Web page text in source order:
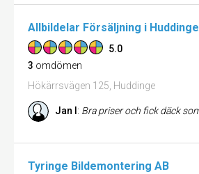
Allbildelar Försäljning i
5.0
3 omdömen
Hökärrsvägen 125, Huddinge
Jan I : Bra priser och fick däck som jag
Tyringe Bildemontering AB